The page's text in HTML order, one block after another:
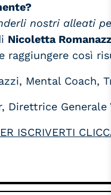
nostri alleati
Nicoletta
raggiungere così
Mental Coach,
Direttrice
ISCRIVERTI